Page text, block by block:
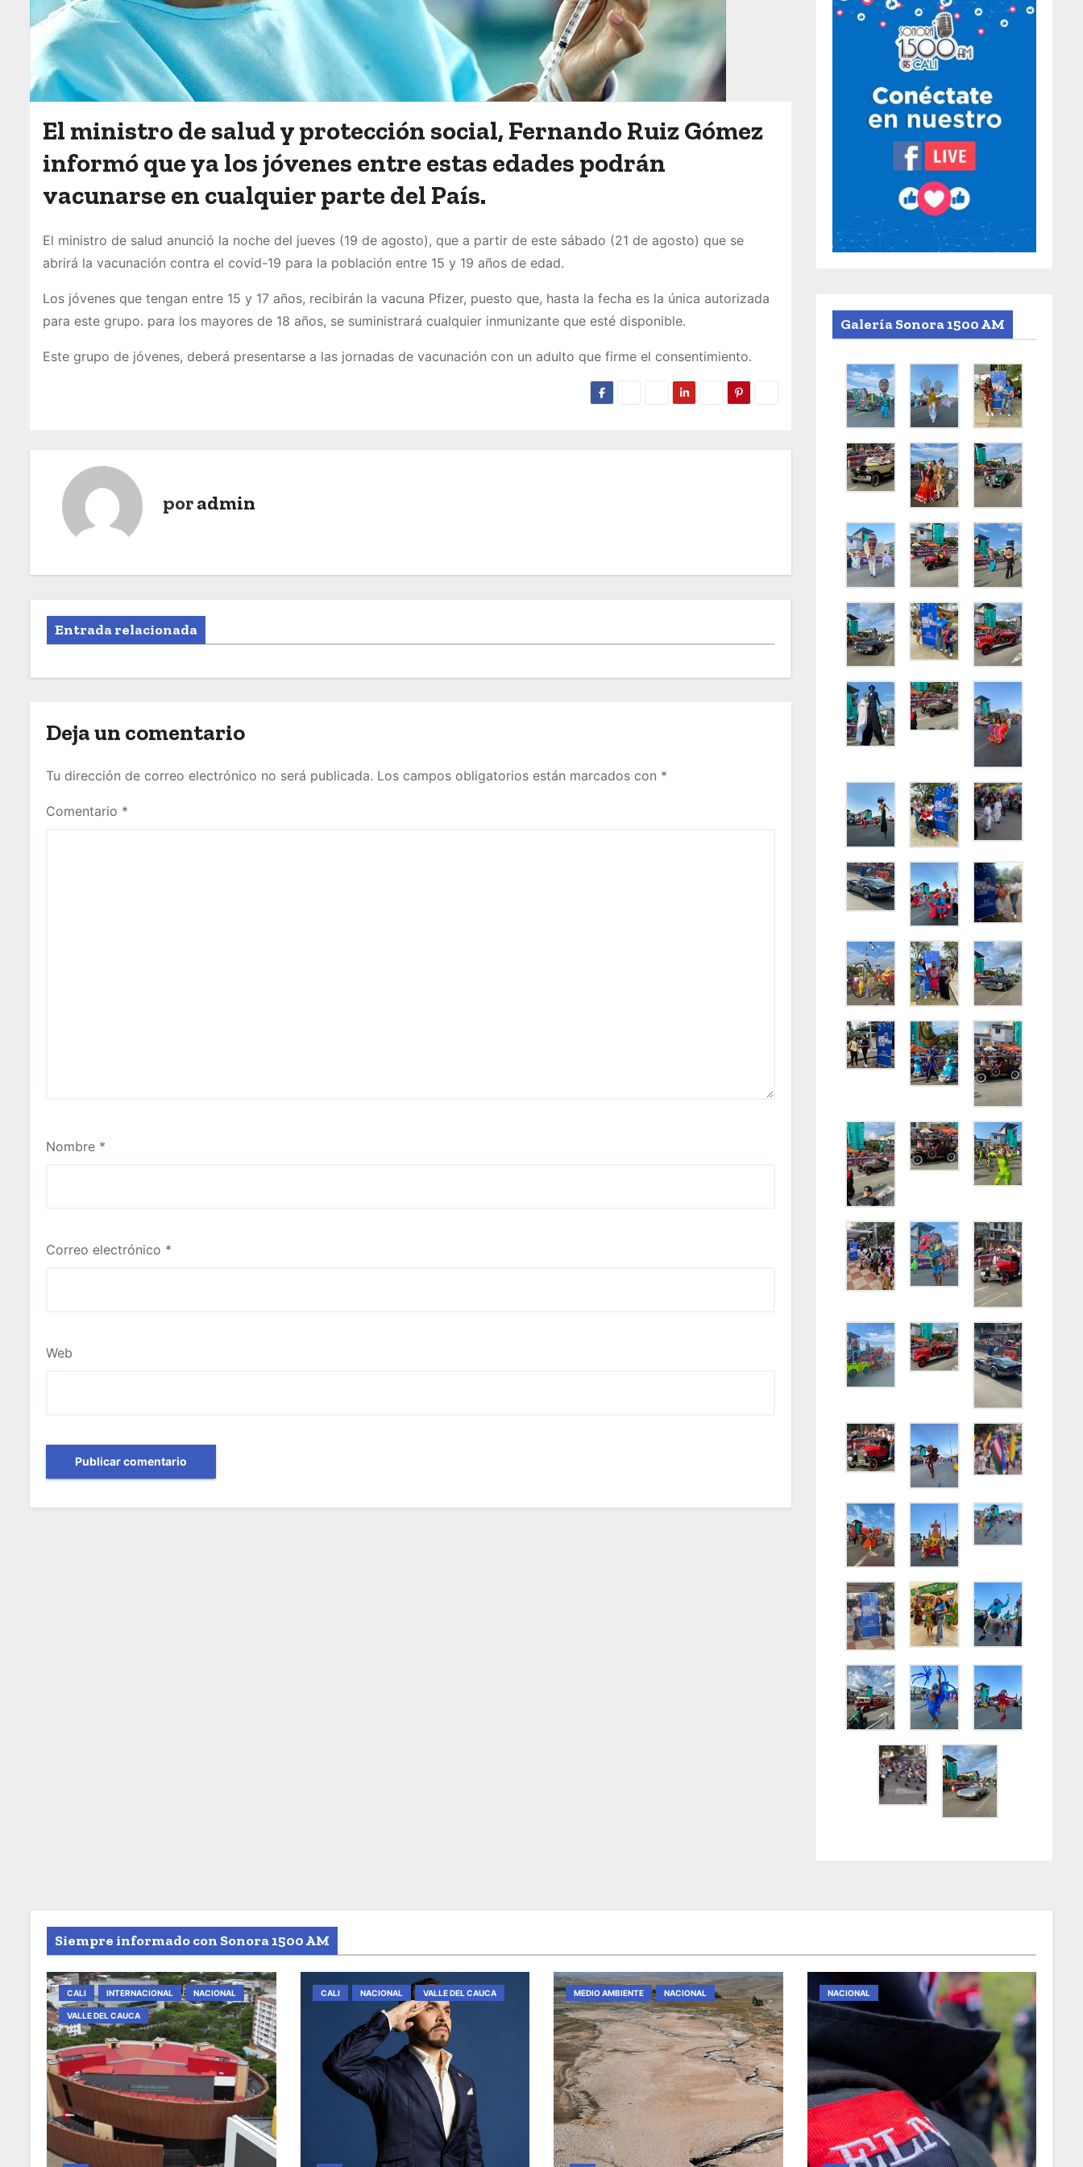
El ministro de salud y protección social, Fernando Ruiz Gómez
informó que ya los jóvenes entre estas edades podrán
vacunarse en cualquier parte del País.
El ministro de salud anunció la noche del jueves (19 de agosto), que a partir de este sábado (21 de agosto) que se
abrirá la vacunación contra el covid-19 para la población entre 15 y 19 años de edad.
Los jóvenes que tengan entre 15 y 17 años, recibirán la vacuna Pfizer, puesto que, hasta la fecha es la única autorizada
para este grupo. para los mayores de 18 años, se suministrará cualquier inmunizante que esté disponible.
Este grupo de jóvenes, deberá presentarse a las jornadas de vacunación con un adulto que firme el consentimiento.
poradmin
Entrada relacionada
Deja un comentario
Tu dirección de correo electrónico no será publicada. Los campos obligatorios están marcados con *
Comentario *
Nombre *
Correo electrónico *
Web
Galería Sonora 1500 AM
Siempre informado con Sonora 1500 AM
CALI INTERNACIONAL NACIONAL
VALLE DEL CAUCA
CALI NACIONAL VALLE DEL CAUCA MEDIO AMBIENTE NACIONAL NACIONAL